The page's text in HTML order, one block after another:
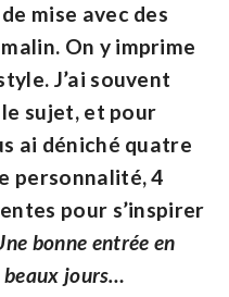
mise avec des
On y imprime
J’ai souvent
sujet, et pour
ai déniché quatre
personnalité, 4
pour s’inspirer
bonne entrée en
beaux jours…